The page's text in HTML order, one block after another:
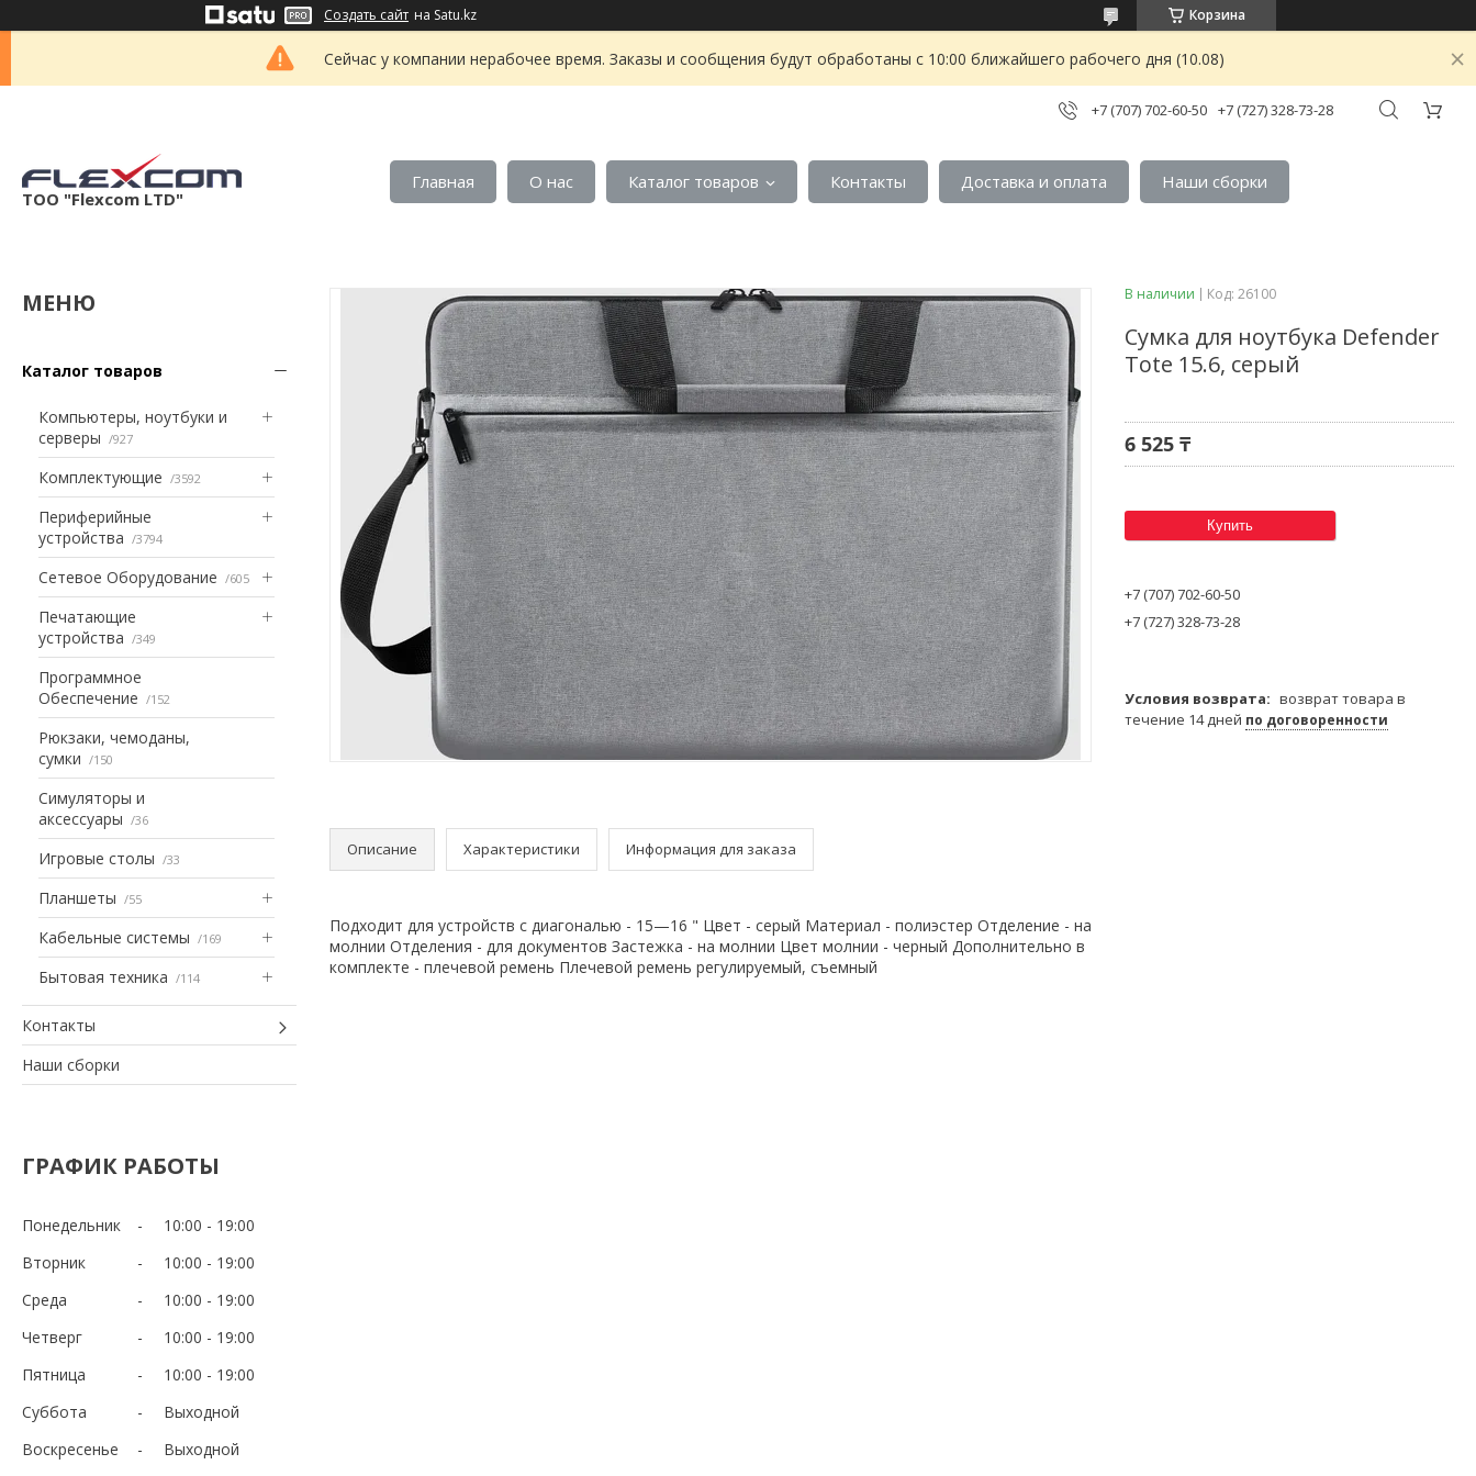
Создать сайт на Satu.kz Корзина
Сейчас у компании нерабочее время. Заказы и сообщения будут обработаны с 10:00 ближайшего рабочего дня (10.08)
+7 (707) 702-60-50 +7 (727) 328-73-28
ТОО "Flexcom LTD"
Главная О нас Каталог товаров Контакты Доставка и оплата Наши сборки
Каталог товаров
Компьютеры, ноутбуки и
серверы
927
Комплектующие 3592
Периферийные
устройства
3794
Сетевое Оборудование 605
Печатающие
устройства
349
Программное
Обеспечение
152
Рюкзаки, чемоданы,
сумки
150
Симуляторы и
аксессуары
36
Игровые столы 33
Планшеты 55
Кабельные системы 169
Бытовая техника 114
Контакты
Наши сборки
ГРАФИК РАБОТЫ
Понедельник 10:00
19:00
Вторник
10:00
19:00
Среда
10:00
19:00
Четверг
10:00
19:00
Пятница
10:00
19:00
Суббота
Выходной
Воскресенье
Выходной
Описание Характеристики Информация для заказа
Подходит для устройств с диагональю - 15—16 " Цвет - серый Материал - полиэстер Отделение - на
молнии Отделения - для документов Застежка - на молнии Цвет молнии - черный Дополнительно в
комплекте - плечевой ремень Плечевой ремень регулируемый, съемный
В наличии Код: 26100
Сумка для ноутбука Defender
Tote 15.6, серый
6 525 ₸
Купить
+7 (707) 702-60-50
+7 (727) 328-73-28
возврат товара в
течение 14 дней по договоренности